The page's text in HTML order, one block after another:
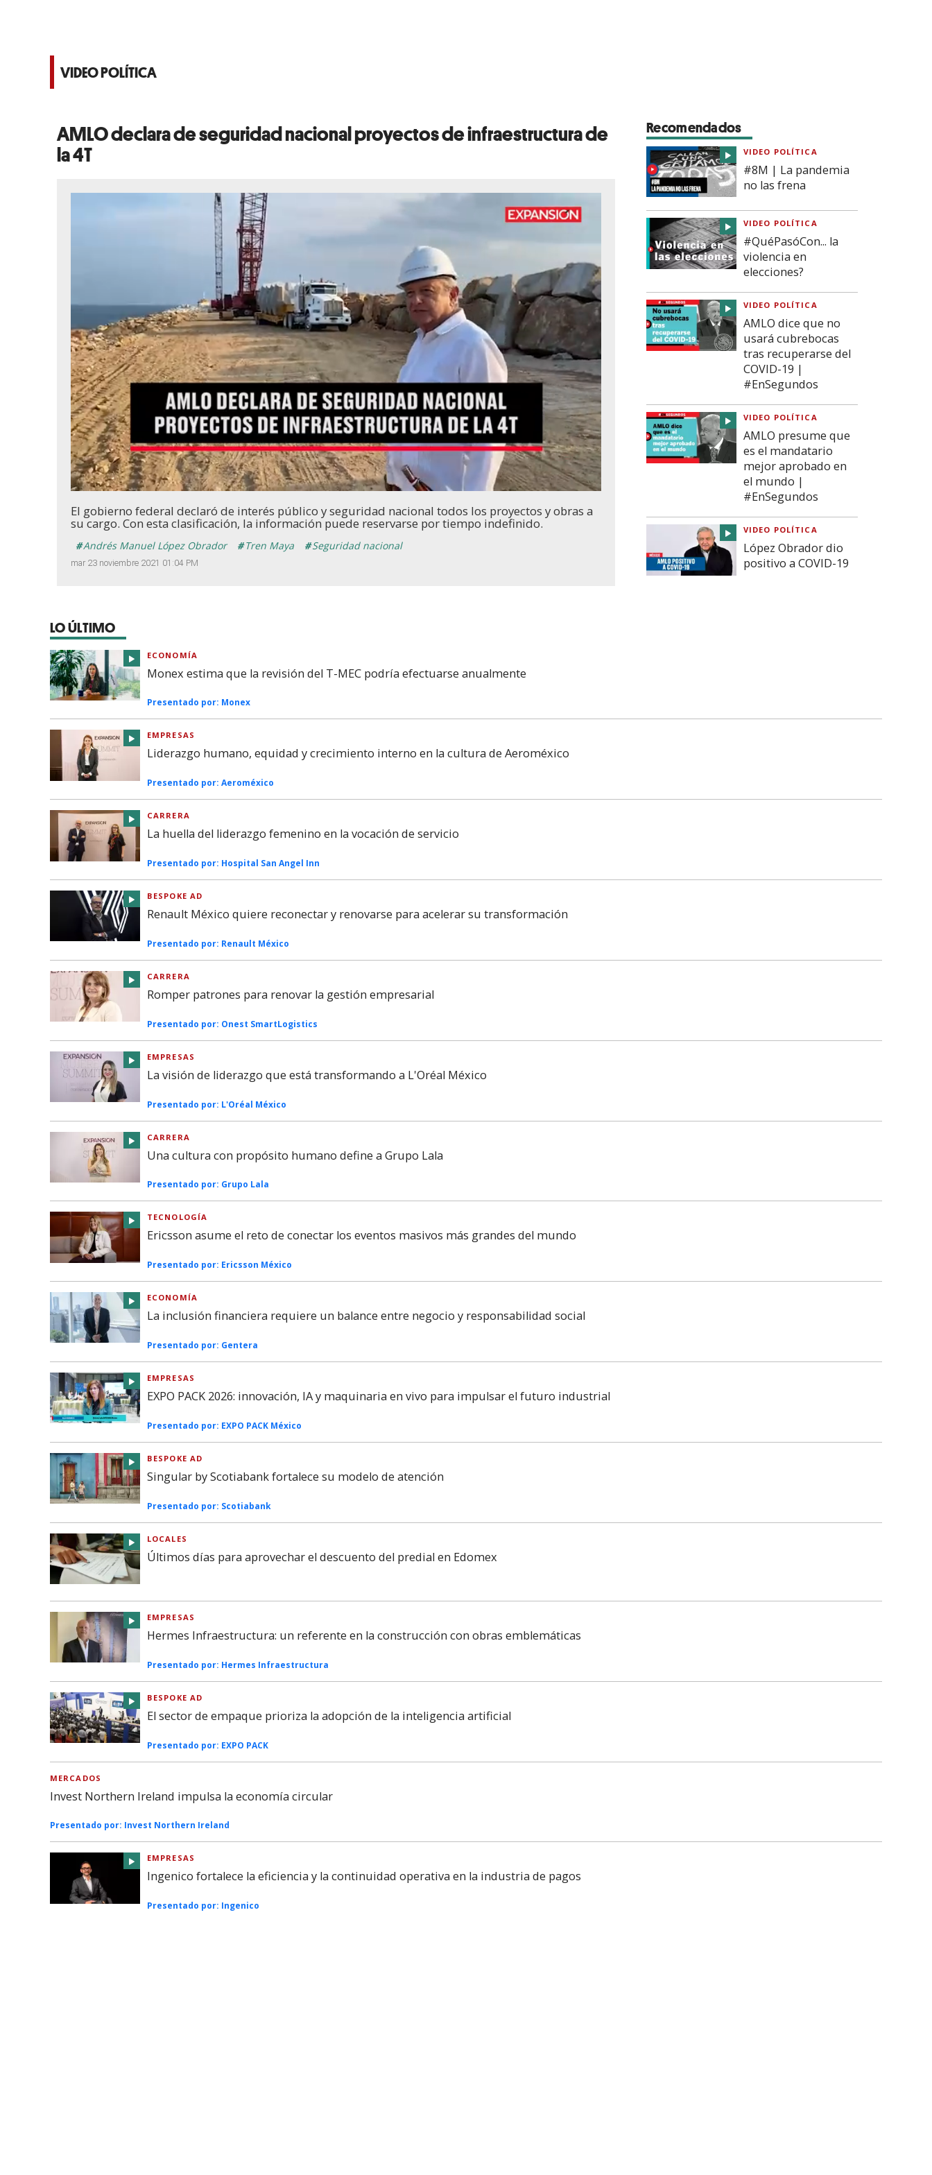
VIDEO POLÍTICA
AMLO declara de seguridad nacional proyectos de infraestructura de
la 4T
Unmute Loaded:
23.77%
mar 23 noviembre 2021 01:04 PM
El gobierno federal declaró de interés público y seguridad nacional todos los proyectos y obras a
su cargo. Con esta clasificación, la información puede reservarse por tiempo indefinido.
Andrés Manuel López Obrador Tren Maya Seguridad nacional
Recomendados
VIDEO POLÍTICA
#8M | La pandemia
no las frena
VIDEO POLÍTICA
#QuéPasóCon... la
violencia en
elecciones?
VIDEO POLÍTICA
AMLO dice que no
usará cubrebocas
tras recuperarse del
COVID-19 |
#EnSegundos
VIDEO POLÍTICA
AMLO presume que
es el mandatario
mejor aprobado en
el mundo |
#EnSegundos
VIDEO POLÍTICA
López Obrador dio
positivo a COVID-19
LO ÚLTIMO
ECONOMÍA
Monex estima que la revisión del T-MEC podría efectuarse anualmente
Presentado por: Monex
EMPRESAS
Liderazgo humano, equidad y crecimiento interno en la cultura de Aeroméxico
Presentado por: Aeroméxico
CARRERA
La huella del liderazgo femenino en la vocación de servicio
Presentado por: Hospital San Angel Inn
BESPOKE AD
Renault México quiere reconectar y renovarse para acelerar su transformación
Presentado por: Renault México
CARRERA
Romper patrones para renovar la gestión empresarial
Presentado por: Onest SmartLogistics
EMPRESAS
La visión de liderazgo que está transformando a L'Oréal México
Presentado por: L'Oréal México
CARRERA
Una cultura con propósito humano define a Grupo Lala
Presentado por: Grupo Lala
TECNOLOGÍA
Ericsson asume el reto de conectar los eventos masivos más grandes del mundo
Presentado por: Ericsson México
ECONOMÍA
La inclusión financiera requiere un balance entre negocio y responsabilidad social
Presentado por: Gentera
EMPRESAS
EXPO PACK 2026: innovación, IA y maquinaria en vivo para impulsar el futuro industrial
Presentado por: EXPO PACK México
BESPOKE AD
Singular by Scotiabank fortalece su modelo de atención
Presentado por: Scotiabank
LOCALES
Últimos días para aprovechar el descuento del predial en Edomex
EMPRESAS
Hermes Infraestructura: un referente en la construcción con obras emblemáticas
Presentado por: Hermes Infraestructura
BESPOKE AD
El sector de empaque prioriza la adopción de la inteligencia artificial
Presentado por: EXPO PACK
MERCADOS
Invest Northern Ireland impulsa la economía circular
Presentado por: Invest Northern Ireland
EMPRESAS
Ingenico fortalece la eficiencia y la continuidad operativa en la industria de pagos
Presentado por: Ingenico